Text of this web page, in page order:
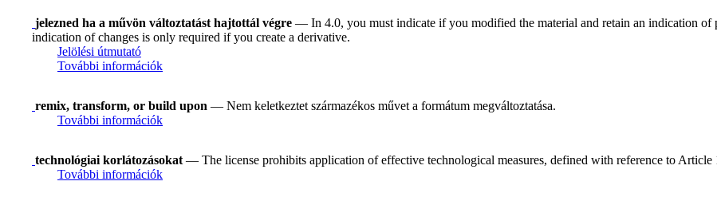
jelezned ha a művön változtatást hajtottál végre — In 4.0, you must indicate if you modified the material and retain an indication of
indication of changes is only required if you create a derivative.
Jelölési útmutató
További információk
remix, transform, or build upon — Nem keletkeztet származékos művet a formátum megváltoztatása.
További információk
technológiai korlátozásokat — The license prohibits application of effective technological measures, defined with reference to
További információk